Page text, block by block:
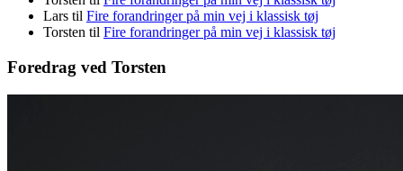
Lars til Fire forandringer på min vej i klassisk tøj
Torsten til Fire forandringer på min vej i klassisk tøj
Foredrag ved Torsten